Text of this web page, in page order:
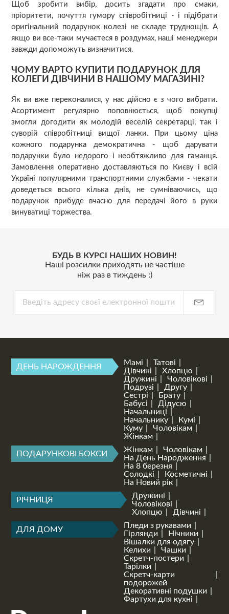
Щоб зробити вибір, досить згадати про смаки,
пріоритети, почуття гумору співробітниці - і підібрати
оригінальний подарунок колезі не складе труднощів. А
якщо ви все-таки мучаєтеся в роздумах, наші менеджери
завжди допоможуть визначитися.
ЧОМУ ВАРТО КУПИТИ ПОДАРУНОК ДЛЯ
КОЛЕГИ ДІВЧИНИ В НАШОМУ МАГАЗИНІ?
Як ви вже переконалися, у нас дійсно є з чого вибрати.
Асортимент регулярно поповнюється, щоб покупці
змогли догодити як молодій веселій секретарці, так і
суворій співробітниці вищої ланки. При цьому ціна
кожного подарунка демократична - щоб дарувати
подарунки було недорого і необтяжливо для гаманця.
Замовлення оперативно доставляються по Києву і всій
Україні популярними транспортними службами - чекати
доведеться всього кілька днів, не сумніваючись, що
подарунок прибуде вчасно для передачі його в руки
винуватиці торжества.
БУДЬ В КУРСІ НАШИХ НОВИН!
Наші розсилки приходять не частіше
ніж раз в тиждень :)
ДЕНЬ НАРОЖДЕННЯ Мамі
Татові
Дівчині
Хлопцю
Дружині
Чоловікові
Подрузі
Другу
Сестрі
Брату
Бабусі
Дідусю
Начальниці
Начальнику
Кумі
Куму
Чоловікам
Жінкам
ПОДАРУНКОВІ БОКСИ Жінкам
Чоловікам
На День Народження
На 8 березня
Солодкі
Косметичні
На Новий рік
РІЧНИЦЯ
Дружині
Чоловікові
Хлопцю
Дівчині
ДЛЯ ДОМУ
Пледи з рукавами
Гірлянди
Нічники
Вішалки для одягу
Келихи
Чашки
Скретч-постери
Тарілки
Скретч-карти
подорожей
Декоративні подушки
Фартухи для кухні